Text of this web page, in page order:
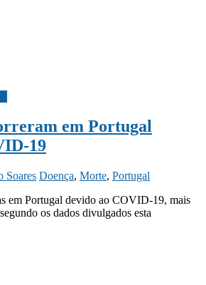
em Portugal
19
Soares Doença, Morte, Portugal
em Portugal devido ao COVID-19, mais
os dados divulgados esta